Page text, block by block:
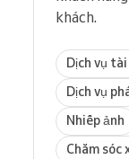
khách.
Dịch vụ
Dịch vụ
Nhiếp ảnh
Chăm sóc